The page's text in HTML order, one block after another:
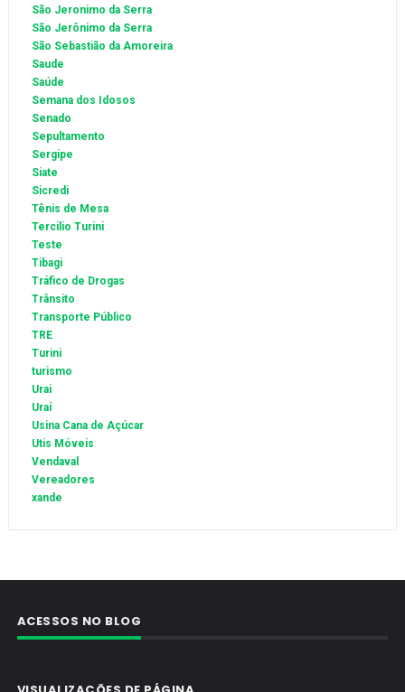
São Jeronimo da Serra
São Jerônimo da Serra
São Sebastião da Amoreira
Saude
Saúde
Semana dos Idosos
Senado
Sepultamento
Sergipe
Siate
Sicredi
Tênis de Mesa
Tercilio Turini
Teste
Tibagi
Tráfico de Drogas
Trânsito
Transporte Público
TRE
Turini
turismo
Urai
Uraí
Usina Cana de Açúcar
Utis Móveis
Vendaval
Vereadores
xande
ACESSOS NO BLOG